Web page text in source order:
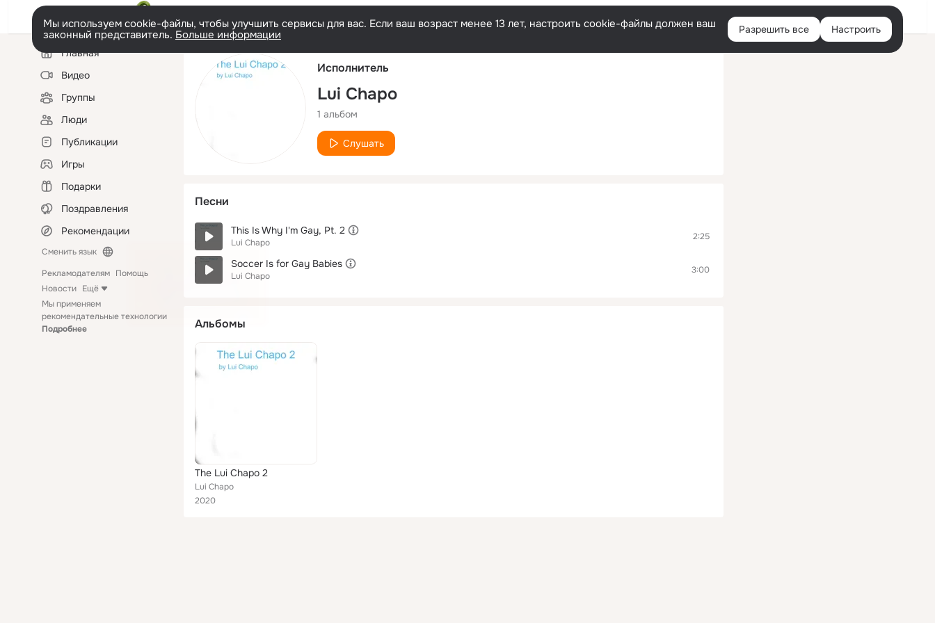
Русский Войти
Мы используем cookie-файлы, чтобы улучшить сервисы для вас. Если ваш возраст менее 13 лет, настроить cookie-файлы должен ваш
законный представитель. Больше информации Разрешить все Настроить
Левая
колонкаГлавная
Видео
Группы
Люди
Публикации
Игры
Подарки
Поздравления
Рекомендации
Сменить язык
Рекламодателям Помощь
Новости Ещё
Мы применяем
рекомендательные технологии
Подробнее
Исполнитель
Lui Chapo
1 альбом
Слушать
Песни
This Is Why I'm Gay, Pt. 2
Lui Chapo
2:25
Soccer Is for Gay Babies
Lui Chapo
3:00
Альбомы
The Lui Chapo 2
Lui Chapo
2020